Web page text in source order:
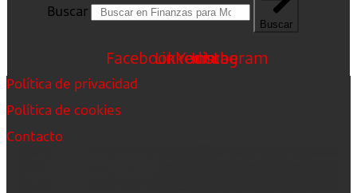
Buscar
Buscar
FacebookLinkedin
Youtube
Instagram
Política de privacidad
Política de cookies
Contacto